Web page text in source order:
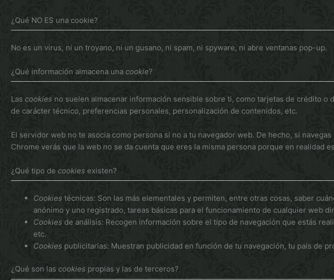
¿Qué NO ES una cookie?
No es un virus, ni un troyano, ni un gusano, ni spam, ni spyware, ni abre ventanas pop-up.
¿Qué información almacena una cookie?
Las cookies no suelen almacenar información sensible sobre ti, como tarjetas de crédito
de carácter técnico, preferencias personales, personalización de contenidos, etc.
El servidor web no te asocia como persona si no a tu navegador web. De hecho, si
Chrome verás que la web no se da cuenta que eres la misma persona porque en realidad
¿Qué tipo de cookies existen?
Cookies técnicas: Son las más elementales y permiten, entre otras cosas, saber
anónimo y uno registrado, tareas básicas para el funcionamiento de cualquier web
Cookies de análisis: Recogen información sobre el tipo de navegación que estás
etc.
Cookies publicitarias: Muestran publicidad en función de tu navegación, tu país de
¿Qué son las cookies propias y las de terceros?